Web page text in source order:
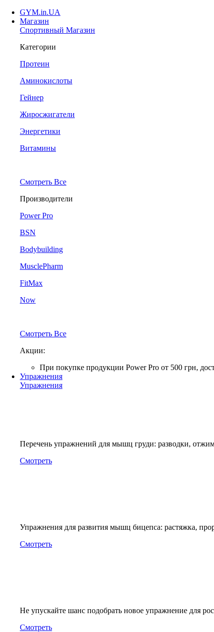
GYM.in.UA
Магазин
Спортивный Магазин
Категории
Протеин
Аминокислоты
Гейнер
Жиросжигатели
Энергетики
Витамины
Смотреть Все
Производители
Power Pro
BSN
Bodybuilding
MusclePharm
FitMax
Now
Смотреть Все
Акции:
При покупке продукции Power Pro от 500 грн,
Упражнения
Упражнения
Перечень упражнений для мышц груди: разводки,
Смотреть
Упражнения для развития мышц бицепса: растяжка,
Смотреть
Не упускайте шанс подобрать новое упражнение для
Смотреть